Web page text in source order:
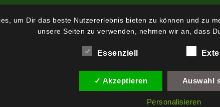
um Dir das beste Nutzererlebnis bieten zu können und zu
unsere Seiten zu verwenden, nehmen wir an, dass
Essenziell
✓ Akzeptieren Auswahl
Personalisieren